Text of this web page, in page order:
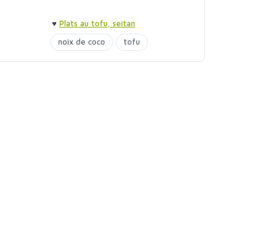
♥ Plats au tofu, seitan
noix de coco
tofu